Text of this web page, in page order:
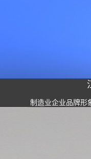
制造业企业品牌形